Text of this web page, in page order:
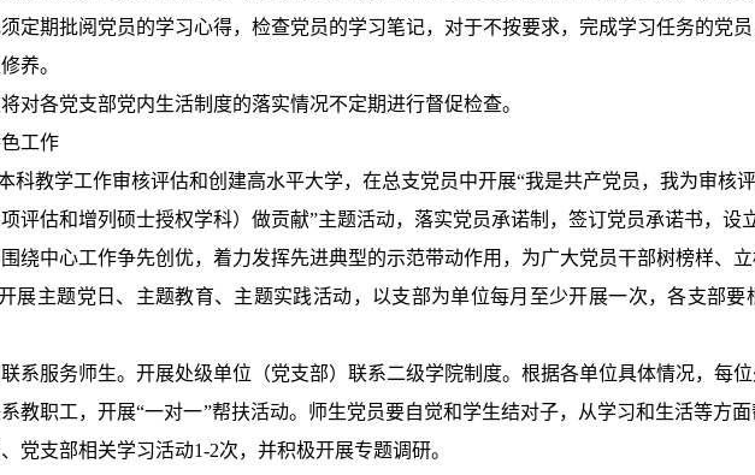
定期批阅党员的学习心得，检查党员的学习笔记，对于不按要求，完成学习任务的党
养。
对各党支部党内生活制度的落实情况不定期进行督促检查。
工作
科教学工作审核评估和创建高水平大学，在总支党员中开展“我是共产党员，我为审核
评估和增列硕士授权学科）做贡献”主题活动，落实党员承诺制，签订党员承诺书，设
绕中心工作争先创优，着力发挥先进典型的示范带动作用，为广大党员干部树榜样、立
展主题党日、主题教育、主题实践活动，以支部为单位每月至少开展一次，各支部
系服务师生。开展处级单位（党支部）联系二级学院制度。根据各单位具体情况，每
教职工，开展“一对一”帮扶活动。师生党员要自觉和学生结对子，从学习和生活等方
党支部相关学习活动1-2次，并积极开展专题调研。